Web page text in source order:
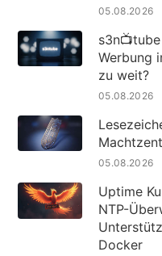
05.08.2026
Werbung
zu weit?
05.08.2026
05.08.2026
Uptime
NTP-
Docker